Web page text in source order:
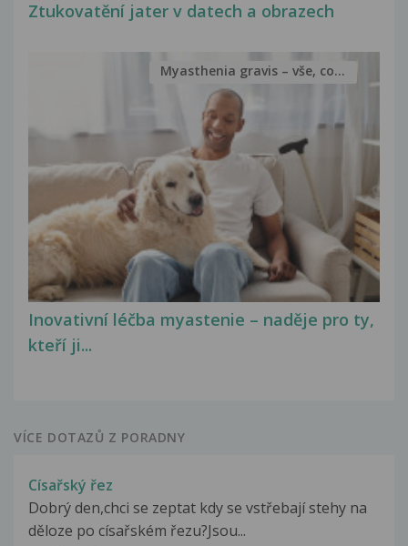
Ztukovatění jater v datech a obrazech
Inovativní léčba myastenie – naděje pro ty,
kteří ji...
Myasthenia gravis – vše, co...
VÍCE DOTAZŮ Z PORADNY
Císařský řez
Dobrý den,chci se zeptat kdy se vstřebají stehy na
děloze po císařském řezu?Jsou...